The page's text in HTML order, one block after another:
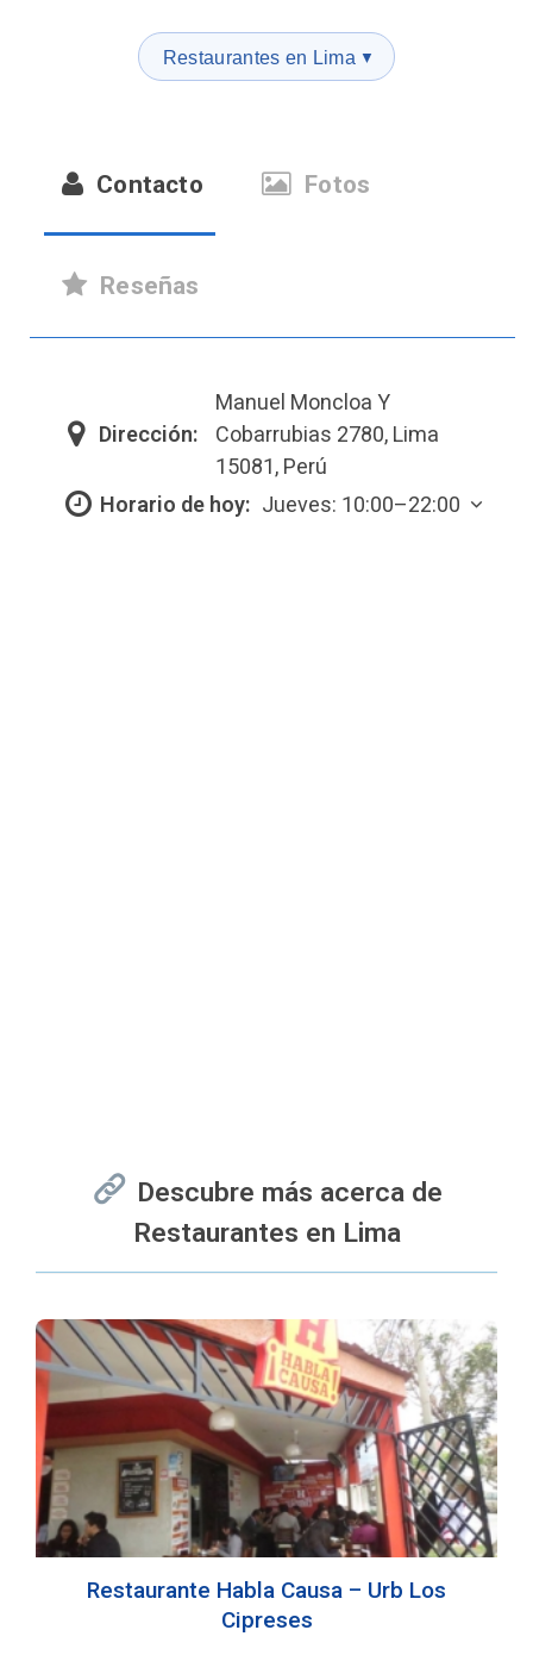
Restaurantes en Lima ▼
Contacto Fotos
Reseñas
Dirección:
Manuel Moncloa Y
Cobarrubias 2780, Lima
15081, Perú
Horario de hoy: Jueves: 10:00–22:00
Descubre más acerca de
Restaurantes en Lima
Restaurante Habla Causa – Urb Los
Cipreses